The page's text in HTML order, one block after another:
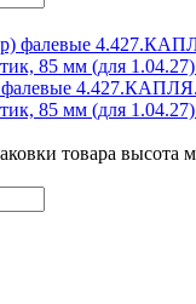
фалевые
85 мм (для
товара высота